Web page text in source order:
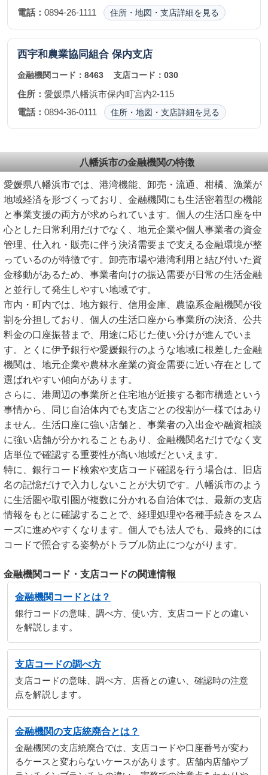
電話： 0894-26-1111 住所・地図・支店詳細を見る
西宇和農業協同組合 保内支店
金融機関コード： 8463 支店コード：030
住所： 愛媛県八幡浜市保内町宮内2-115
電話： 0894-36-0111 住所・地図・支店詳細を見る
八幡浜市の金融機関の特徴
愛媛県八幡浜市では、港湾機能、卸売・流通、柑橘、漁業が
地域経済を形づくっており、金融機関にも生活密着型の機能
と事業支援の両方が求められています。個人の生活口座を中
心とした日常利用だけでなく、地元企業や個人事業者の資金
管理、仕入れ・販売に伴う決済需要まで支える金融環境が整
っているのが特徴です。卸売市場や港湾利用と結び付いた資
金移動があるため、事業者向けの振込需要が日常の生活金融
と並行して発生しやすい地域です。
市内・町内では、地方銀行、信用金庫、農協系金融機関が役
割を分担しており、個人の生活口座から事業所の決済、公共
料金の口座振替まで、用途に応じた使い分けが進んでいま
す。とくに伊予銀行や愛媛銀行のような地域に根差した金融
機関は、地元企業や農林水産業の資金需要に近い存在として
選ばれやすい傾向があります。
さらに、港周辺の事業所と住宅地が近接する都市構造という
事情から、同じ自治体内でも支店ごとの役割が一様ではあり
ません。生活口座に強い店舗と、事業者の入出金や融資相談
に強い店舗が分かれることもあり、金融機関名だけでなく支
店単位で確認する重要性が高い地域だといえます。
特に、銀行コード検索や支店コード確認を行う場合は、旧店
名の記憶だけで入力しないことが大切です。八幡浜市のよう
に生活圏や取引圏が複数に分かれる自治体では、最新の支店
情報をもとに確認することで、経理処理や各種手続きをスム
ーズに進めやすくなります。個人でも法人でも、最終的には
コードで照合する姿勢がトラブル防止につながります。
金融機関コード・支店コードの関連情報
金融機関コードとは？
銀行コードの意味、調べ方、使い方、支店コードとの違い
を解説します。
支店コードの調べ方
支店コードの意味、調べ方、店番との違い、確認時の注意
点を解説します。
金融機関の支店統廃合とは？
金融機関の支店統廃合では、支店コードや口座番号が変わ
るケースと変わらないケースがあります。店舗内店舗やブ